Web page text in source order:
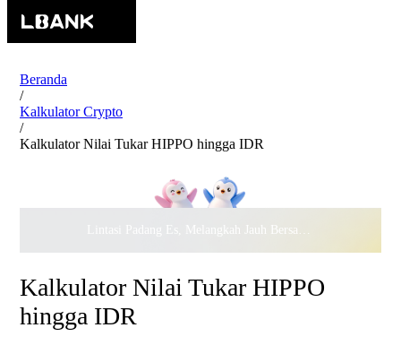
Beranda
/
Kalkulator Crypto
/
Kalkulator Nilai Tukar HIPPO hingga IDR
Lintasi Padang Es, Melangkah Jauh Bersama · Rayakan
Kalkulator Nilai Tukar HIPPO
hingga IDR